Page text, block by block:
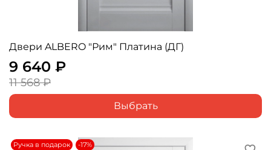
Двери ALBERO "Рим" Платина (ДГ)
9 640 ₽
11 568 ₽
Выбрать
Ручка в подарок -17%